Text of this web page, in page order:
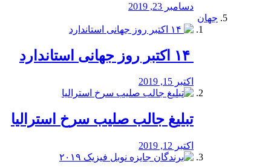
دسامبر 23, 2019
جهان
اکتبر 15, 2019
تبلیغ جالب صلیب سرخ استرالیا
اکتبر 12, 2019